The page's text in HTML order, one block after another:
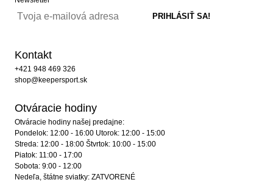
Kontakt
+421 948 469 326
shop@keepersport.sk
Otváracie hodiny
Otváracie hodiny našej predajne:
Pondelok: 12:00 - 16:00 Utorok: 12:00 - 15:00
Streda: 12:00 - 18:00 Štvrtok: 10:00 - 15:00
Piatok: 11:00 - 17:00
Sobota: 9:00 - 12:00
Nedeľa, štátne sviatky: ZATVORENÉ